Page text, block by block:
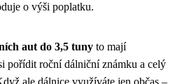
o výši poplatku.
aut do 3,5 tuny to mají
pořídit roční dálniční známku a celý